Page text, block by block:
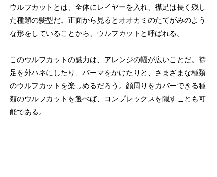
ウルフカットとは、全体にレイヤーを入れ、襟足は長く残し
た種類の髪型だ。正面から見るとオオカミのたてがみのよう
な形をしていることから、ウルフカットと呼ばれる。
このウルフカットの魅力は、アレンジの幅が広いことだ。襟
足を外ハネにしたり、パーマをかけたりと、さまざまな種類
のウルフカットを楽しめるだろう。顔周りをカバーできる種
類のウルフカットを選べば、コンプレックスを隠すことも可
能である。